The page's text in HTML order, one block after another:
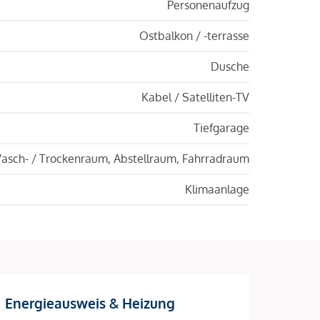
Personenaufzug
Ostbalkon / -terrasse
Dusche
Kabel / Satelliten-TV
Tiefgarage
/ Trockenraum, Abstellraum, Fahrradraum
Klimaanlage
Energieausweis & Heizung